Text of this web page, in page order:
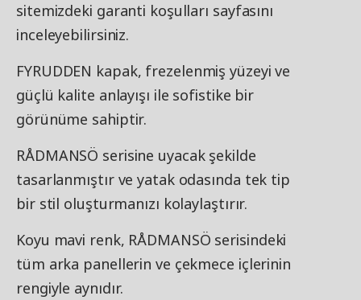
sitemizdeki garanti koşulları sayfasını
inceleyebilirsiniz.
FYRUDDEN kapak, frezelenmiş yüzeyi ve
güçlü kalite anlayışı ile sofistike bir
görünüme sahiptir.
RÅDMANSÖ serisine uyacak şekilde
tasarlanmıştır ve yatak odasında tek tip
bir stil oluşturmanızı kolaylaştırır.
Koyu mavi renk, RÅDMANSÖ serisindeki
tüm arka panellerin ve çekmece içlerinin
rengiyle aynıdır.